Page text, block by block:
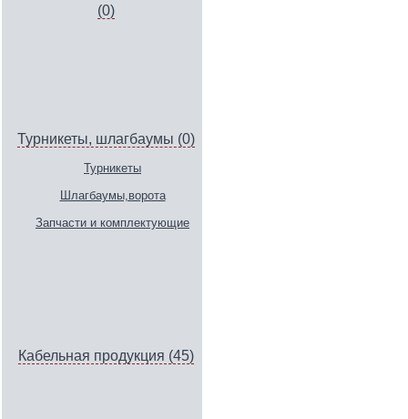
(0)
Турникеты, шлагбаумы (0)
Турникеты
Шлагбаумы,ворота
Запчасти и комплектующие
Кабельная продукция (45)